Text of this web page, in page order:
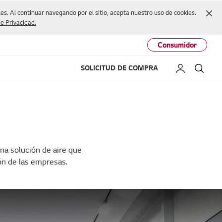
Al continuar navegando por el sitio, acepta nuestro uso de cookies.
Privacidad.
Consumidor
SOLICITUD DE COMPRA Mi LG
solución de aire que
de las empresas.